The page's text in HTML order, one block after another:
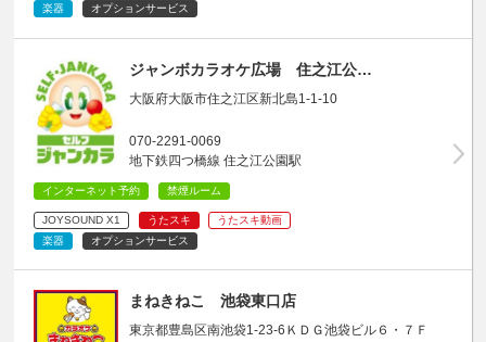
楽器
オプションサービス
ジャンボカラオケ広場 住之江公…
大阪府大阪市住之江区新北島1-1-10
070-2291-0069
地下鉄四つ橋線 住之江公園駅
インターネット予約 禁煙ルーム
JOYSOUND X1 うたスキ
うたスキ動画
楽器
オプションサービス
まねきねこ 池袋東口店
東京都豊島区南池袋1-23-6ＫＤＧ池袋ビル６・７Ｆ